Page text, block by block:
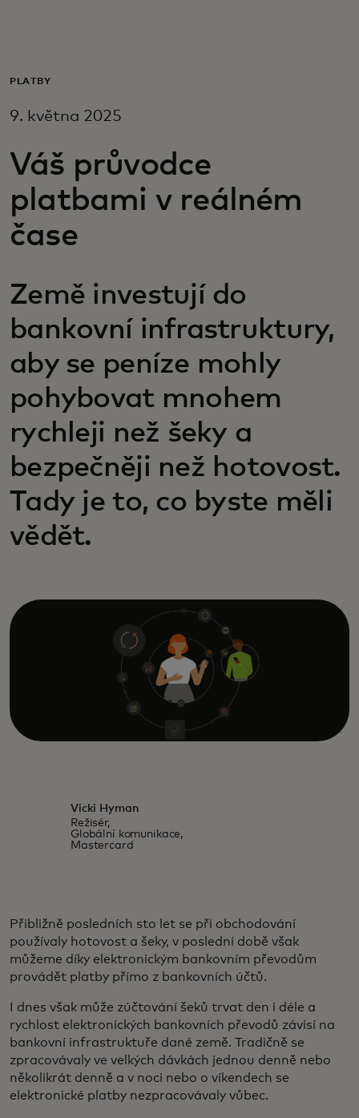
Pro firmy
Pro inovátory
Novinky a trendy
PLATBY
9. května 2025
Váš průvodce
platbami v reálném
čase
Země investují do
bankovní infrastruktury,
aby se peníze mohly
pohybovat mnohem
rychleji než šeky a
bezpečněji než hotovost.
Tady je to, co byste měli
vědět.
Vicki Hyman
Režisér,
Globální komunikace,
Mastercard
Přibližně posledních sto let se při obchodování
používaly hotovost a šeky, v poslední době však
můžeme díky elektronickým bankovním převodům
provádět platby přímo z bankovních účtů.
I dnes však může zúčtování šeků trvat den i déle a
rychlost elektronických bankovních převodů závisí na
bankovní infrastruktuře dané země. Tradičně se
zpracovávaly ve velkých dávkách jednou denně nebo
několikrát denně a v noci nebo o víkendech se
elektronické platby nezpracovávaly vůbec.